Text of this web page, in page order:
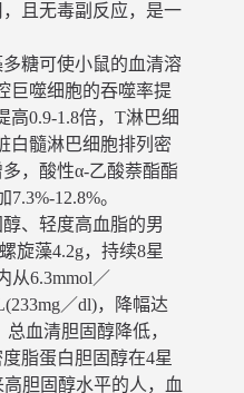
且无毒副反应，是一
多糖可使小鼠的血清溶
巨噬细胞的吞噬率提
高0.9-1.8倍，T淋巴细
白髓淋巴细胞排列密
，酸性α-乙酸萘酯酯
12.8%。
、轻度高血脂的男
旋藻4.2g，持续8星
从6.3mmol／
／dl)，降幅达
血清胆固醇降低，
脂蛋白胆固醇在4星
胆固醇水平的人，血